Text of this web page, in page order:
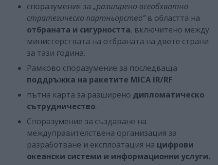
споразумения за „разширено всеобхватно
стратегическо партньорство”в областта на
отбраната и сигурността, включитено между
министерствата на отбраната на двете страни
за тази година.
Рамково споразумение за последваща
поддръжка на ракетите MICA IR/RF
пътна карта за разширено дипломатическо
сътрудничество.
Споразумение за създаване на
междуправителствена организация за
разработване и експлоатация на цифрови
океански системи и информационни услуги.